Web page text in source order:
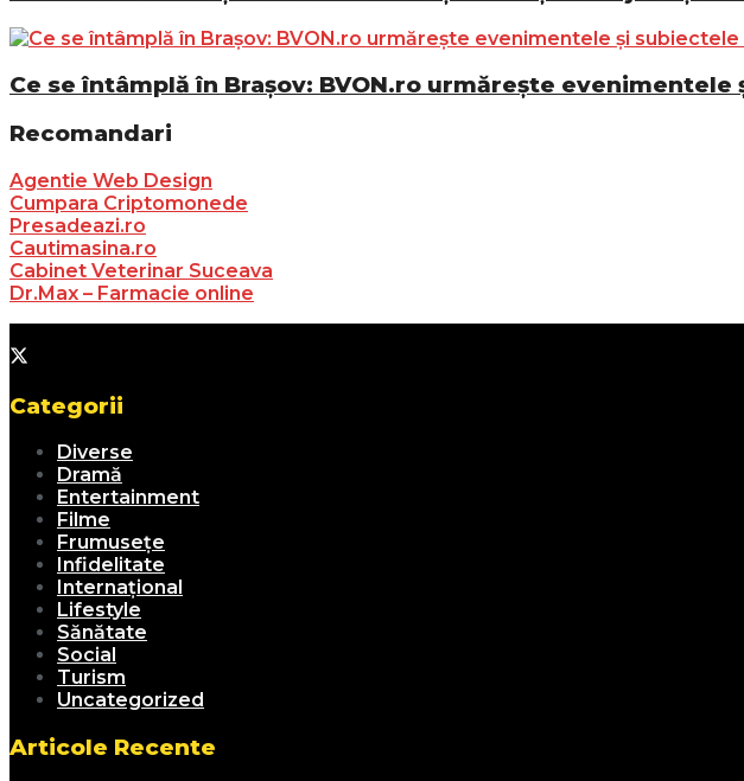
Ce se întâmplă în Brașov: BVON.ro urmărește
Recomandari
Agentie Web Design
Cumpara Criptomonede
Presadeazi.ro
Cautimasina.ro
Cabinet Veterinar Suceava
Dr.Max – Farmacie online
Categorii
Diverse
Dramă
Entertainment
Filme
Frumusețe
Infidelitate
Internațional
Lifestyle
Sănătate
Social
Turism
Uncategorized
Articole Recente